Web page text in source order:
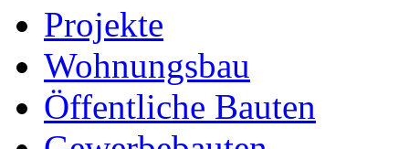
Projekte
Wohnungsbau
Öffentliche Bauten